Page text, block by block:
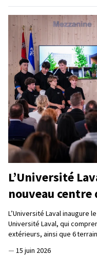
L’Université
nouveau centre
L’Université Laval inaugure
Université Laval, qui
extérieurs, ainsi que 6
— 15 juin 2026